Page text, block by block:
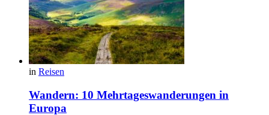
in Reisen
Wandern: 10 Mehrtageswanderungen in
Europa